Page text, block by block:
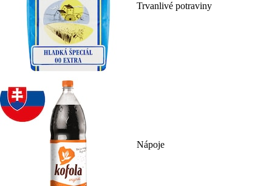
Trvanlivé potraviny
Nápoje